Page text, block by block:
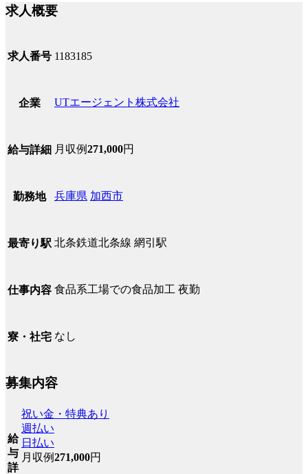
求人概要
求人番号 1183185
企業 UTエージェント株式会社
給与詳細 月収例271,000円
勤務地 兵庫県 加西市
最寄り駅 北条鉄道北条線 網引駅
仕事内容 食品系工場での食品加工 夜勤
寮・社宅 なし
募集内容
給
与
詳
祝い金・特典あり
週払い
日払い
月収例271,000円